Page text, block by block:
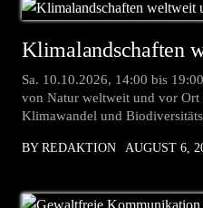
Klimalandschaften
Sa. 10.10.2026, 14:00 bis
von Natur weltweit und vor
Klimawandel und
BY REDAKTION AUGUST 6,